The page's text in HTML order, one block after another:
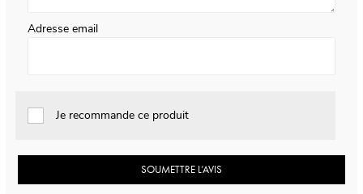
Adresse email
Je recommande ce produit
SOUMETTRE L’AVIS